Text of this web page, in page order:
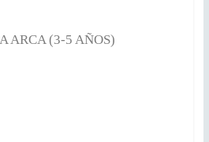
ARCA (3-5 AÑOS)